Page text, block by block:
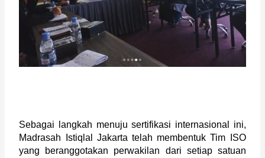
Sebagai langkah menuju sertifikasi internasional ini,
Madrasah Istiqlal Jakarta telah membentuk Tim ISO
yang beranggotakan perwakilan dari setiap satuan